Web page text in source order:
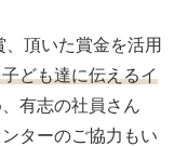
、頂いた賞金を活用
ども達に伝えるイ
有志の社員さん
ターのご協力もい